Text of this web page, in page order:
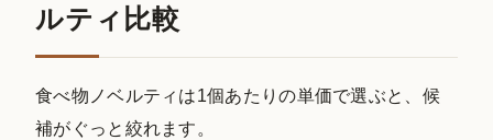
ルティ比較
食べ物ノベルティは1個あたりの単価で選ぶと、候
補がぐっと絞れます。